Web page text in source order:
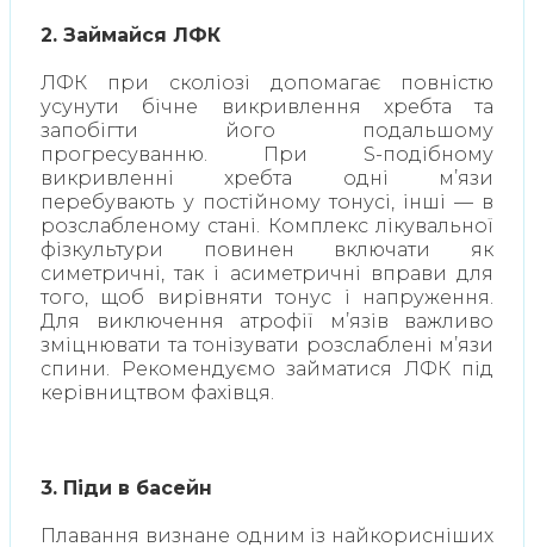
2. Займайся ЛФК
ЛФК при сколіозі допомагає повністю
усунути бічне викривлення хребта та
запобігти його подальшому
прогресуванню. При S-подібному
викривленні хребта одні м’язи
перебувають у постійному тонусі, інші — в
розслабленому стані. Комплекс лікувальної
фізкультури повинен включати як
симетричні, так і асиметричні вправи для
того, щоб вирівняти тонус і напруження.
Для виключення атрофії м’язів важливо
зміцнювати та тонізувати розслаблені м’язи
спини. Рекомендуємо займатися ЛФК під
керівництвом фахівця.
3. Піди в басейн
Плавання визнане одним із найкорисніших